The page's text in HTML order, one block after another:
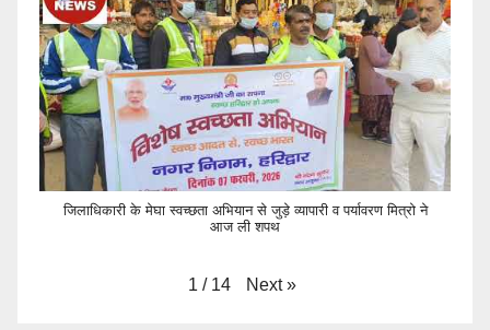
जिलाधिकारी के मेघा स्वच्छता अभियान से जुड़े व्यापारी व पर्यावरण मित्रो ने
आज ली शपथ
1 / 14 Next »